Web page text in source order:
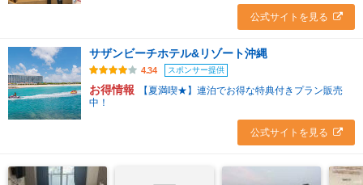
公式サイトを見る
サザンビーチホテル&リゾート沖縄
4.34 スポンサー提供
お得情報
【夏満喫★】連泊でお得な特典付きプラン販売
中！
公式サイトを見る